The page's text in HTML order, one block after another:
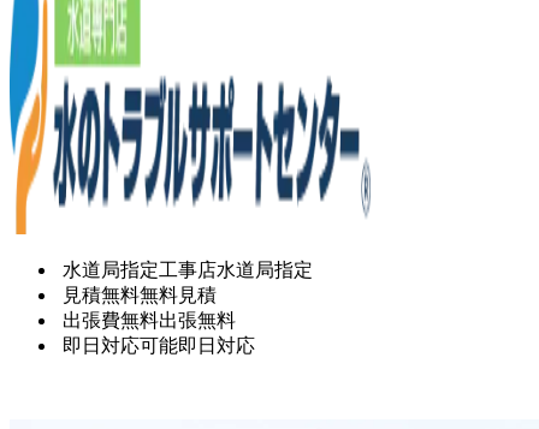
水道局指定工事店水道局指定
見積無料無料見積
出張費無料出張無料
即日対応可能即日対応